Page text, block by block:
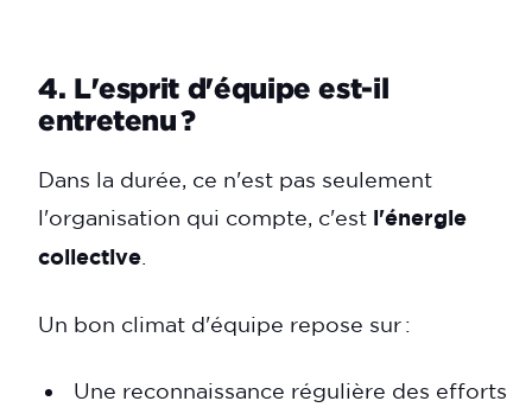
4. L'esprit d'équipe est-il
entretenu ?
Dans la durée, ce n'est pas seulement
l'organisation qui compte, c'est l'énergie
collective
Un bon climat d'équipe repose sur :
Une reconnaissance régulière des efforts